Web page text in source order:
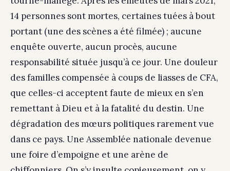
14 personnes sont mortes, certaines tuées à bout
portant (une des scènes a été filmée) ; aucune
enquête ouverte, aucun procès, aucune
responsabilité située jusqu’à ce jour. Une douleur
des familles compensée à coups de liasses de CFA,
que celles-ci acceptent faute de mieux en s’en
remettant à Dieu et à la fatalité du destin. Une
dégradation des mœurs politiques rarement vue
dans ce pays. Une Assemblée nationale devenue
une foire d’empoigne et une arène de